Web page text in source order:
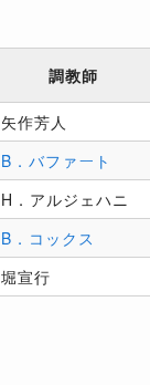
調教師
矢作芳人
B．バファート
H．アルジェハニ
B．コックス
堀宣行